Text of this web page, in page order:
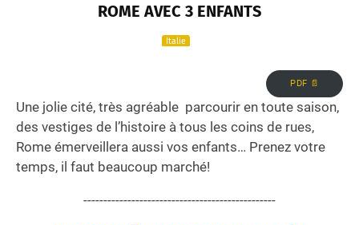
ROME AVEC 3 ENFANTS
Italie
PDF 📄
Une jolie cité, très agréable parcourir en toute saison,
des vestiges de l’histoire à tous les coins de rues,
Rome émerveillera aussi vos enfants… Prenez votre
temps, il faut beaucoup marché!
------------------------------------------------